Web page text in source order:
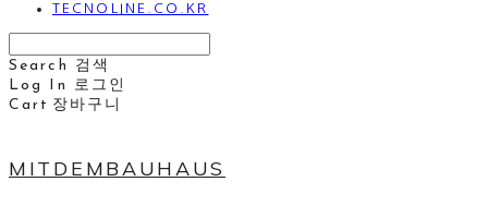
TECNOLINE.CO.KR
Search
검색
Log In
로그인
Cart 장바구니
MITDEMBAUHAUS